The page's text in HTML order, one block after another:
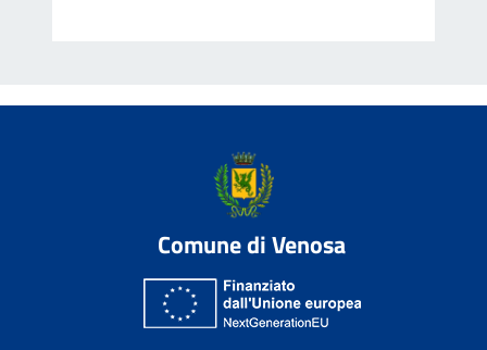
Comune di Venosa